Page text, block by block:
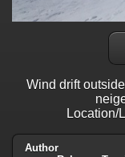
Wind drift
Location/
Author